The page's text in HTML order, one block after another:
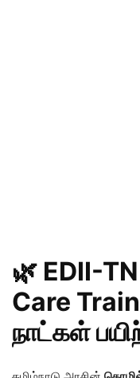
🌿 EDII-
Care
நாட்கள்